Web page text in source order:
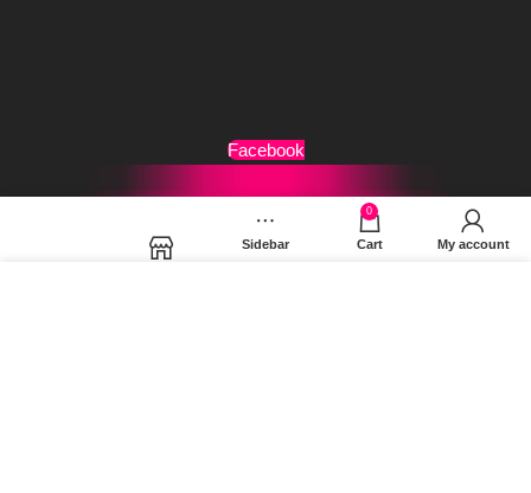
Facebook
Sidebar
0
Cart My account